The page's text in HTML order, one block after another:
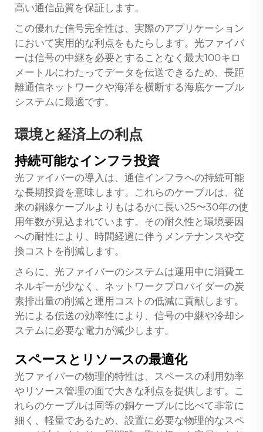
高い通信品質を保証します。
この優れた信号完全性は、実際のアプリケーション
において実用的な利点をもたらします。光ファイバ
ーは信号の中継を必要とすることなく最大100キロ
メートルにわたってデータを伝送できるため、長距
離通信ネットワークや海洋を横断する海底ケーブル
システムに最適です。
環境と経済上の利点
持続可能なインフラ投資
光ファイバーの導入は、通信インフラへの持続可能
な長期投資を意味します。これらのケーブルは、従
来の銅線ケーブルよりもはるかに長い25〜30年の使
用年数が見込まれています。その耐久性と環境要因
への耐性により、時間経過に伴うメンテナンスや交
換コストを削減します。
さらに、光ファイバーのシステムは運用中に消費エ
ネルギーが少なく、ネットワークプロバイダーの炭
素排出量の削減と運用コストの低減に貢献します。
光による伝送の効率性により、信号の中継や冷却シ
ステムに必要な電力が減少します。
スペースとリソースの最適化
光ファイバーの物理的特性は、スペースの利用効率
やリソース管理の面で大きな利点を提供します。こ
れらのケーブルは同等の銅ケーブルに比べて非常に
細く、軽量であるため、設置に必要な物理的なスペ